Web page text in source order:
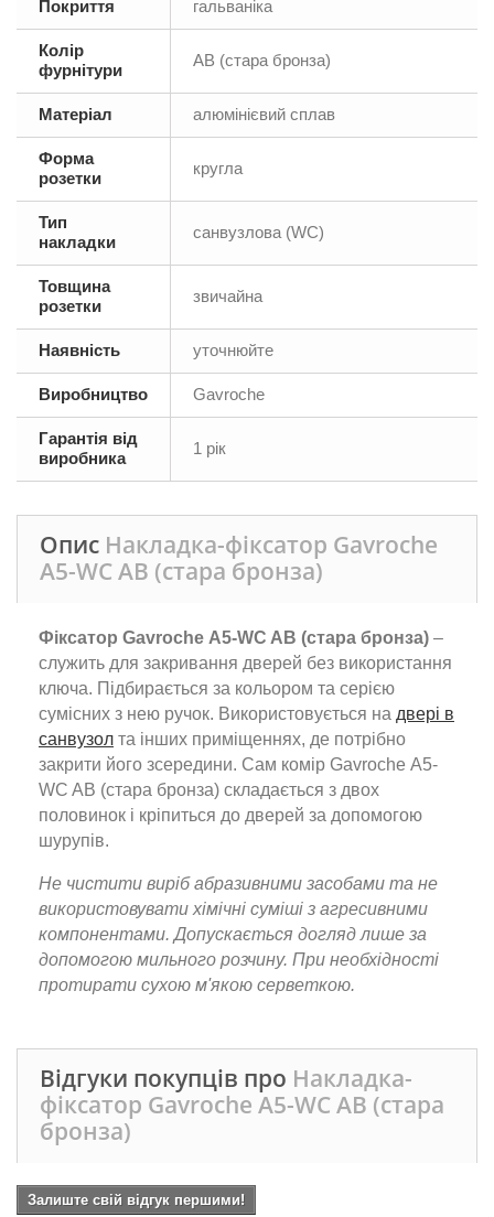
Покриття гальваніка
Колір
фурнітури
AB (стара бронза)
Матеріал алюмінієвий сплав
Форма
розетки
кругла
Тип
накладки
санвузлова (WC)
Товщина
розетки
звичайна
Наявність уточнюйте
Виробництво Gavroche
Гарантія від
виробника
1 рік
Опис Накладка-фіксатор Gavroche
А5-WC AB (стара бронза)
Фіксатор Gavroche А5-WC AB (стара бронза) –
служить для закривання дверей без використання
ключа. Підбирається за кольором та серією
сумісних з нею ручок. Використовується на двері в
санвузол та інших приміщеннях, де потрібно
закрити його зсередини. Сам комір Gavroche А5-
WC AB (стара бронза) складається з двох
половинок і кріпиться до дверей за допомогою
шурупів.
Не чистити виріб абразивними засобами та не
використовувати хімічні суміші з агресивними
компонентами. Допускається догляд лише за
допомогою мильного розчину. При необхідності
протирати сухою м'якою серветкою.
Відгуки покупців про Накладка-
фіксатор Gavroche А5-WC AB (стара
бронза)
Залиште свій відгук першими!